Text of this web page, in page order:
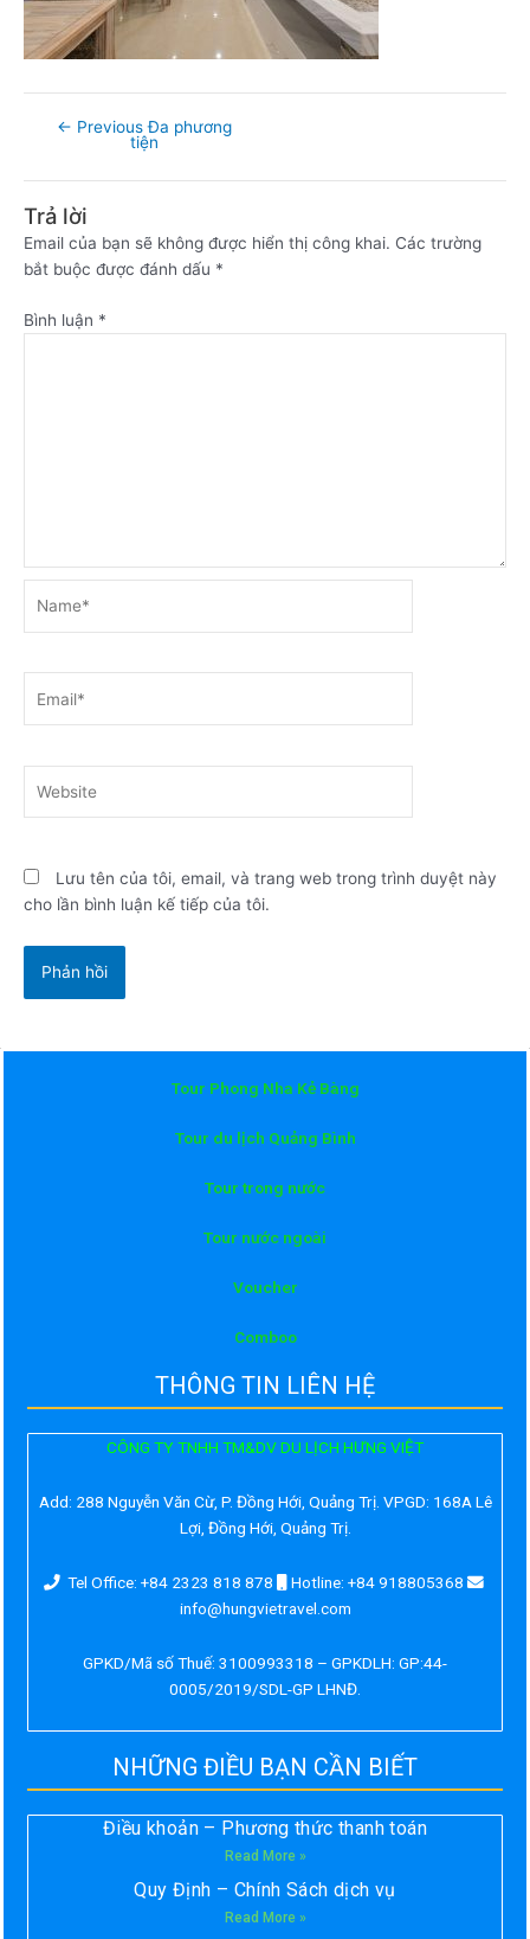
← Previous Đa phương
tiện
Trả lời
Email của bạn sẽ không được hiển thị công khai. Các trường
bắt buộc được đánh dấu *
Bình luận *
Lưu tên của tôi, email, và trang web trong trình duyệt này
cho lần bình luận kế tiếp của tôi.
Tour Phong Nha Kẻ Bàng
Tour du lịch Quảng Bình
Tour trong nước
Tour nước ngoài
Voucher
Comboo
THÔNG TIN LIÊN HỆ
CÔNG TY TNHH TM&DV DU LỊCH HƯNG VIỆT
Add: 288 Nguyễn Văn Cừ, P. Đồng Hới, Quảng Trị. VPGD: 168A Lê
Lợi, Đồng Hới, Quảng Trị.
Tel Office: +84 2323 818 878
Hotline: +84 918805368
info@hungvietravel.com
GPKD/Mã số Thuế: 3100993318 – GPKDLH: GP:44-
0005/2019/SDL-GP LHNĐ.
NHỮNG ĐIỀU BẠN CẦN BIẾT
Điều khoản – Phương thức thanh toán
Read More »
Quy Định – Chính Sách dịch vụ
Read More »